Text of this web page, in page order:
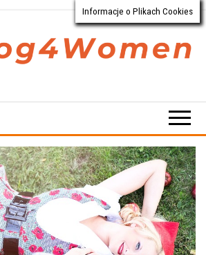
o dla
Informacje o Plikach Cookies